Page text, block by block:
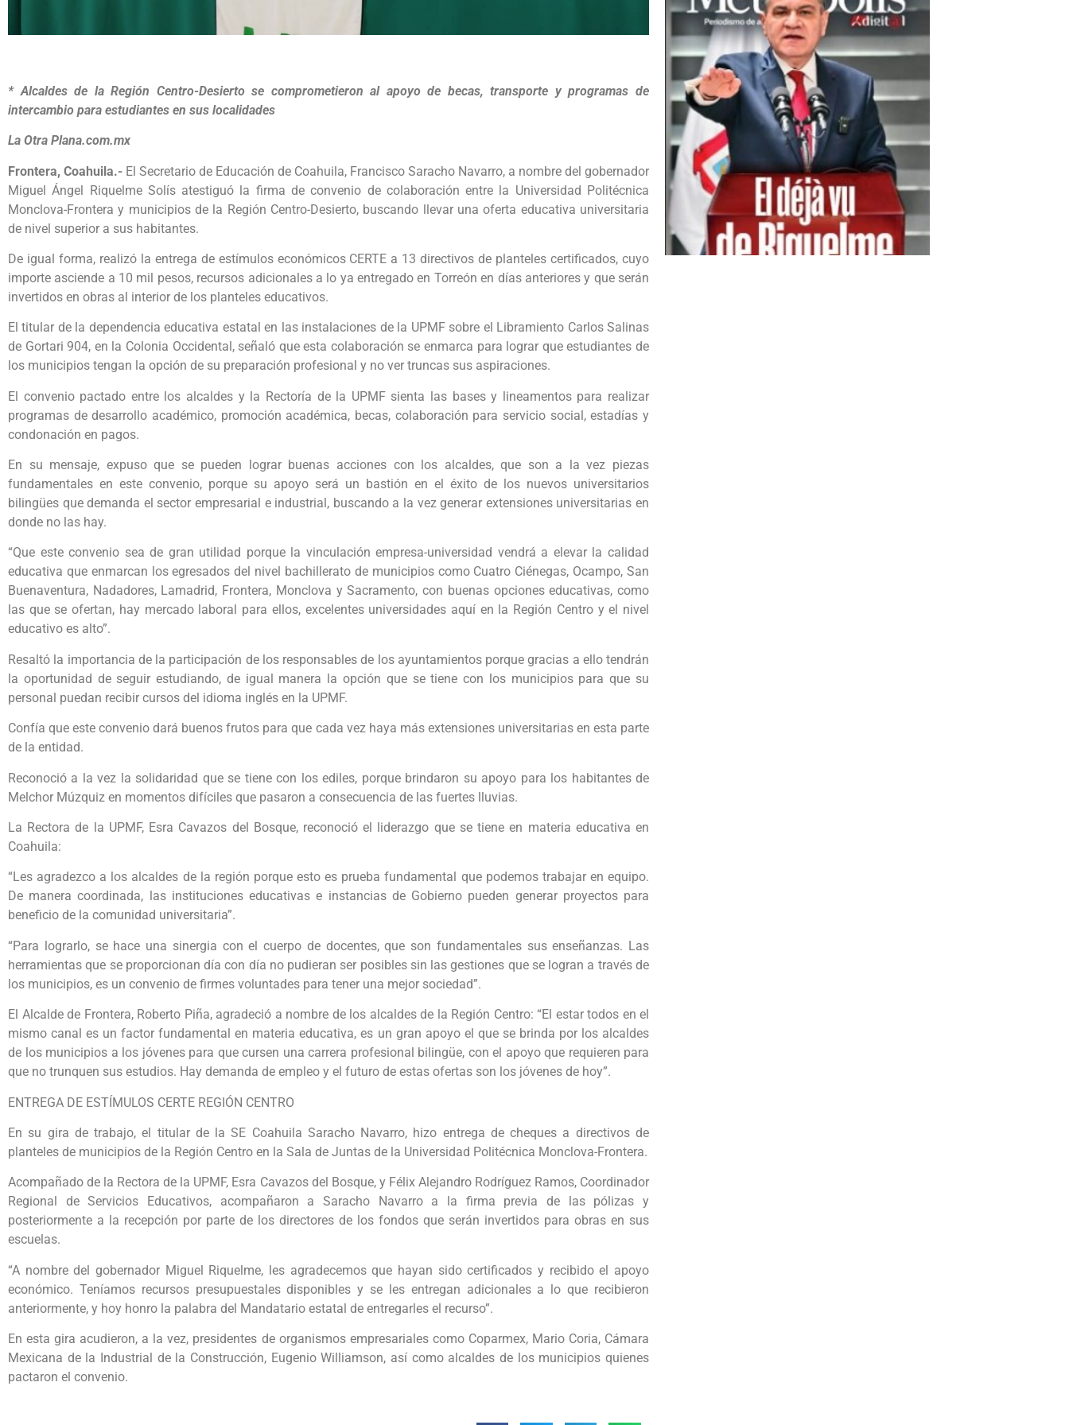
* Alcaldes de la Región Centro-Desierto se comprometieron al apoyo de becas, transporte y programas de
intercambio para estudiantes en sus localidades
La Otra Plana.com.mx
Frontera, Coahuila.- El Secretario de Educación de Coahuila, Francisco Saracho Navarro, a nombre del gobernador
Miguel Ángel Riquelme Solís atestiguó la firma de convenio de colaboración entre la Universidad Politécnica
Monclova-Frontera y municipios de la Región Centro-Desierto, buscando llevar una oferta educativa universitaria
de nivel superior a sus habitantes.
De igual forma, realizó la entrega de estímulos económicos CERTE a 13 directivos de planteles certificados, cuyo
importe asciende a 10 mil pesos, recursos adicionales a lo ya entregado en Torreón en días anteriores y que serán
invertidos en obras al interior de los planteles educativos.
El titular de la dependencia educativa estatal en las instalaciones de la UPMF sobre el Libramiento Carlos Salinas
de Gortari 904, en la Colonia Occidental, señaló que esta colaboración se enmarca para lograr que estudiantes de
los municipios tengan la opción de su preparación profesional y no ver truncas sus aspiraciones.
El convenio pactado entre los alcaldes y la Rectoría de la UPMF sienta las bases y lineamentos para realizar
programas de desarrollo académico, promoción académica, becas, colaboración para servicio social, estadías y
condonación en pagos.
En su mensaje, expuso que se pueden lograr buenas acciones con los alcaldes, que son a la vez piezas
fundamentales en este convenio, porque su apoyo será un bastión en el éxito de los nuevos universitarios
bilingües que demanda el sector empresarial e industrial, buscando a la vez generar extensiones universitarias en
donde no las hay.
“Que este convenio sea de gran utilidad porque la vinculación empresa-universidad vendrá a elevar la calidad
educativa que enmarcan los egresados del nivel bachillerato de municipios como Cuatro Ciénegas, Ocampo, San
Buenaventura, Nadadores, Lamadrid, Frontera, Monclova y Sacramento, con buenas opciones educativas, como
las que se ofertan, hay mercado laboral para ellos, excelentes universidades aquí en la Región Centro y el nivel
educativo es alto”.
Resaltó la importancia de la participación de los responsables de los ayuntamientos porque gracias a ello tendrán
la oportunidad de seguir estudiando, de igual manera la opción que se tiene con los municipios para que su
personal puedan recibir cursos del idioma inglés en la UPMF.
Confía que este convenio dará buenos frutos para que cada vez haya más extensiones universitarias en esta parte
de la entidad.
Reconoció a la vez la solidaridad que se tiene con los ediles, porque brindaron su apoyo para los habitantes de
Melchor Múzquiz en momentos difíciles que pasaron a consecuencia de las fuertes lluvias.
La Rectora de la UPMF, Esra Cavazos del Bosque, reconoció el liderazgo que se tiene en materia educativa en
Coahuila:
“Les agradezco a los alcaldes de la región porque esto es prueba fundamental que podemos trabajar en equipo.
De manera coordinada, las instituciones educativas e instancias de Gobierno pueden generar proyectos para
beneficio de la comunidad universitaria”.
“Para lograrlo, se hace una sinergia con el cuerpo de docentes, que son fundamentales sus enseñanzas. Las
herramientas que se proporcionan día con día no pudieran ser posibles sin las gestiones que se logran a través de
los municipios, es un convenio de firmes voluntades para tener una mejor sociedad”.
El Alcalde de Frontera, Roberto Piña, agradeció a nombre de los alcaldes de la Región Centro: “El estar todos en el
mismo canal es un factor fundamental en materia educativa, es un gran apoyo el que se brinda por los alcaldes
de los municipios a los jóvenes para que cursen una carrera profesional bilingüe, con el apoyo que requieren para
que no trunquen sus estudios. Hay demanda de empleo y el futuro de estas ofertas son los jóvenes de hoy”.
ENTREGA DE ESTÍMULOS CERTE REGIÓN CENTRO
En su gira de trabajo, el titular de la SE Coahuila Saracho Navarro, hizo entrega de cheques a directivos de
planteles de municipios de la Región Centro en la Sala de Juntas de la Universidad Politécnica Monclova-Frontera.
Acompañado de la Rectora de la UPMF, Esra Cavazos del Bosque, y Félix Alejandro Rodríguez Ramos, Coordinador
Regional de Servicios Educativos, acompañaron a Saracho Navarro a la firma previa de las pólizas y
posteriormente a la recepción por parte de los directores de los fondos que serán invertidos para obras en sus
escuelas.
“A nombre del gobernador Miguel Riquelme, les agradecemos que hayan sido certificados y recibido el apoyo
económico. Teníamos recursos presupuestales disponibles y se les entregan adicionales a lo que recibieron
anteriormente, y hoy honro la palabra del Mandatario estatal de entregarles el recurso”.
En esta gira acudieron, a la vez, presidentes de organismos empresariales como Coparmex, Mario Coria, Cámara
Mexicana de la Industrial de la Construcción, Eugenio Williamson, así como alcaldes de los municipios quienes
pactaron el convenio.